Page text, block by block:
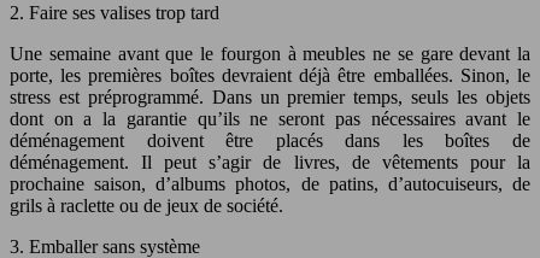
2. Faire ses valises trop tard
Une semaine avant que le fourgon à meubles ne se gare devant la
porte, les premières boîtes devraient déjà être emballées. Sinon, le
stress est préprogrammé. Dans un premier temps, seuls les objets
dont on a la garantie qu’ils ne seront pas nécessaires avant le
déménagement doivent être placés dans les boîtes de
déménagement. Il peut s’agir de livres, de vêtements pour la
prochaine saison, d’albums photos, de patins, d’autocuiseurs, de
grils à raclette ou de jeux de société.
3. Emballer sans système